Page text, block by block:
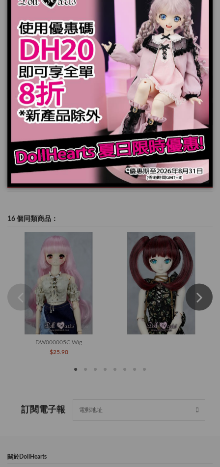
大约22.5CM
產品實際顏色可能會跟顯示器上稍有差別
尺寸參考
加入購物車
16 個同類商品：
DW000005C Wig
$25.90
訂閱電子報
闗於DollHearts